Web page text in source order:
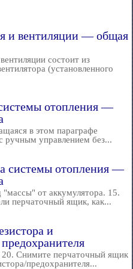
и вентиляции — общая
состоит из
(установленного
отопления —
в этом параграфе
ручным управлением без...
системы отопления —
от аккумулятора. 15.
перчаточный ящик, как...
и
Снимите перчаточный ящик
предохранителя...